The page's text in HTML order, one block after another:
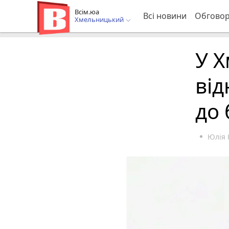
Всім.юа
Хмельницький
Всі новини
У
до
Юлія